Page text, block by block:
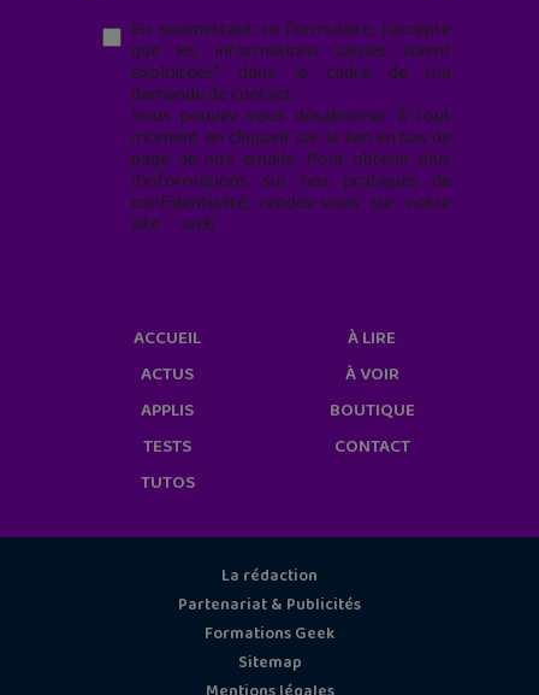
En soumettant ce formulaire, j’accepte
que les informations saisies soient
exploitées* dans le cadre de ma
demande de contact.
Vous pouvez vous désabonner à tout
moment en cliquant sur le lien en bas de
page de nos emails. Pour obtenir plus
d'informations sur nos pratiques de
confidentialité, rendez-vous sur notre
site web
ACCUEIL
ACTUS
APPLIS
TESTS
TUTOS
À LIRE
À VOIR
BOUTIQUE
CONTACT
La rédaction
Partenariat & Publicités
Formations Geek
Sitemap